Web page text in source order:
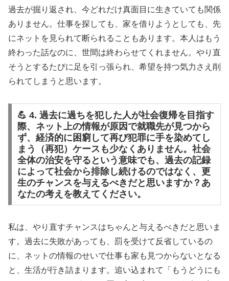
過去が掘り返され、今どれだけ真面目に生きていても関係
ありません。仕事を探しても、家を借りようとしても、先
にネットを見られて断られることもあります。本人はもう
終わった話なのに、世間は終わらせてくれません。やり直
そうとするたびに足を引っ張られ、希望を持つ気力さえ削
られてしまうと思います。
💪 4. 過去に過ちを犯した人が社会復帰を目指す
際、ネット上の情報が原因で就職先が見つから
ず、経済的に困窮して再び犯罪に手を染めてし
まう（再犯）ケースも少なくありません。社会
全体の治安を守るという意味でも、過去の記録
によって社会から排除し続けるのではなく、更
生のチャンスを与えるべきだと思いますか？あ
なたの考えを教えてください。
私は、やり直すチャンスはちゃんと与えるべきだと思いま
す。過去に失敗があっても、罰を受けて反省しているの
に、ネットの情報のせいで仕事も家も見つからないとなる
と、生活が行き詰まります。追い込まれて「もうどうにも